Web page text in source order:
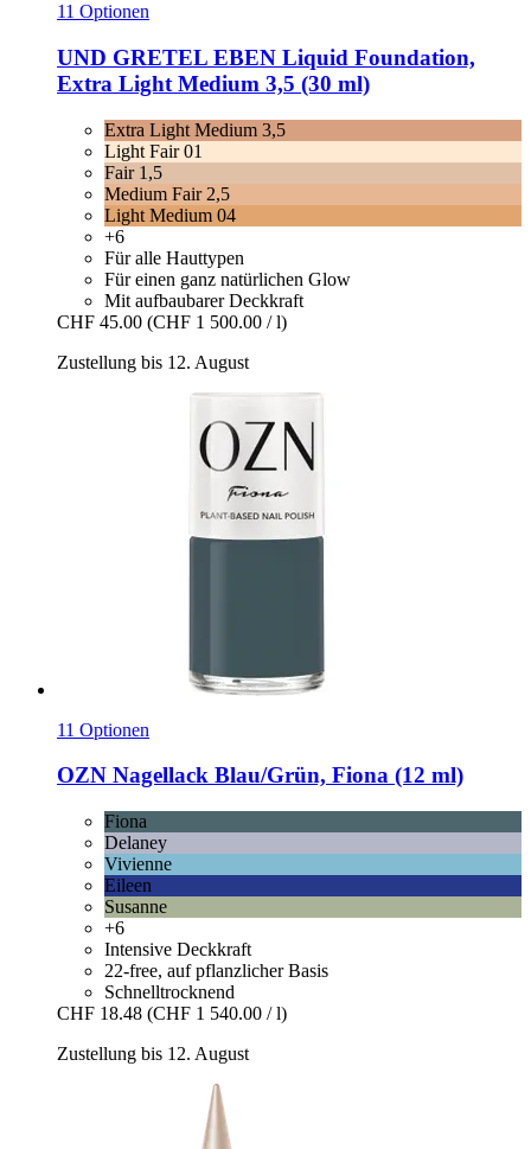
11 Optionen
UND GRETEL EBEN Liquid Foundation,
Extra Light Medium 3,5 (30 ml)
Extra Light Medium 3,5
Light Fair 01
Fair 1,5
Medium Fair 2,5
Light Medium 04
+6
Für alle Hauttypen
Für einen ganz natürlichen Glow
Mit aufbaubarer Deckkraft
CHF 45.00 (CHF 1 500.00 / l)
Zustellung bis 12. August
11 Optionen
OZN Nagellack Blau/Grün, Fiona (12 ml)
Fiona
Delaney
Vivienne
Eileen
Susanne
+6
Intensive Deckkraft
22-free, auf pflanzlicher Basis
Schnelltrocknend
CHF 18.48 (CHF 1 540.00 / l)
Zustellung bis 12. August